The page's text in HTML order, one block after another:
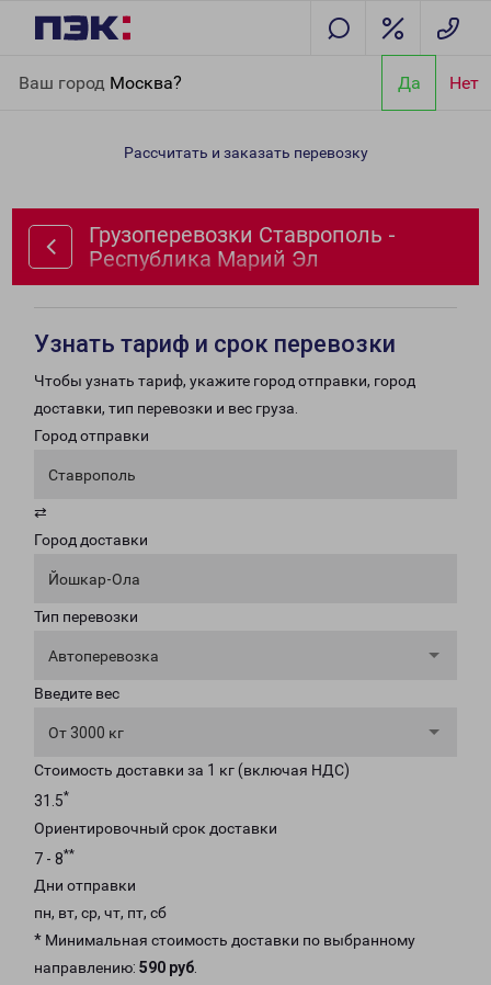
Ваш город Москва? Да Нет
Республика Марий Эл
Рассчитать и заказать перевозку
Грузоперевозки Ставрополь -
Республика Марий Эл
Узнать тариф и срок перевозки
Чтобы узнать тариф, укажите город отправки, город
доставки, тип перевозки и вес груза.
Город отправки
Ставрополь
⇄
Город доставки
Йошкар-Ола
Тип перевозки
Автоперевозка
Введите вес
От 3000 кг
Стоимость доставки за 1 кг (включая НДС)
31.5*
Ориентировочный срок доставки
7 - 8**
Дни отправки
пн, вт, ср, чт, пт, сб
* Минимальная стоимость доставки по выбранному
направлению: 590 руб.